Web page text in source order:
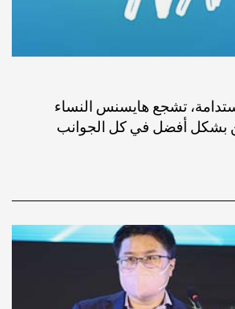
تشجع هايسنس النساء
بشكل أفضل في كل الجوانب